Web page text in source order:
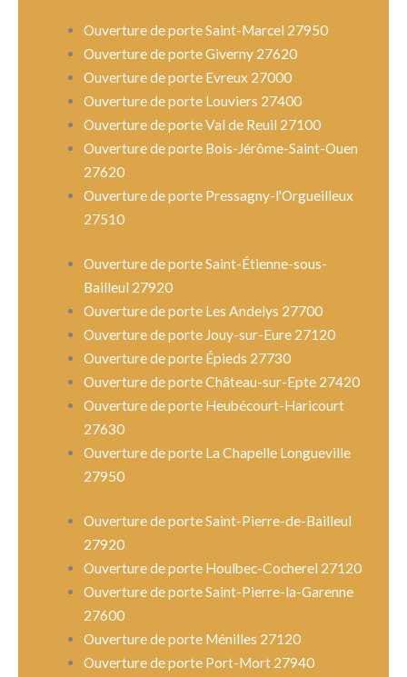
Ouverture de porte Saint-Marcel 27950
Ouverture de porte Giverny 27620
Ouverture de porte Evreux 27000
Ouverture de porte Louviers 27400
Ouverture de porte Val de Reuil 27100
Ouverture de porte Bois-Jérôme-Saint-Ouen
27620
Ouverture de porte Pressagny-l'Orgueilleux
27510
Ouverture de porte Saint-Étienne-sous-
Bailleul 27920
Ouverture de porte Les Andelys 27700
Ouverture de porte Jouy-sur-Eure 27120
Ouverture de porte Épieds 27730
Ouverture de porte Château-sur-Epte 27420
Ouverture de porte Heubécourt-Haricourt
27630
Ouverture de porte La Chapelle Longueville
27950
Ouverture de porte Saint-Pierre-de-Bailleul
27920
Ouverture de porte Houlbec-Cocherel 27120
Ouverture de porte Saint-Pierre-la-Garenne
27600
Ouverture de porte Ménilles 27120
Ouverture de porte Port-Mort 27940